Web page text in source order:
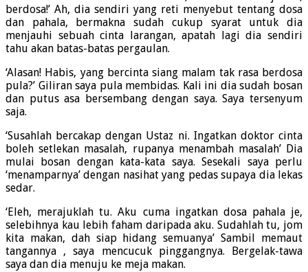
berdosa!’ Ah, dia sendiri yang reti menyebut tentang dosa
dan pahala, bermakna sudah cukup syarat untuk dia
menjauhi sebuah cinta larangan, apatah lagi dia sendiri
tahu akan batas-batas pergaulan.
‘Alasan! Habis, yang bercinta siang malam tak rasa berdosa
pula?’ Giliran saya pula membidas. Kali ini dia sudah bosan
dan putus asa bersembang dengan saya. Saya tersenyum
saja.
‘Susahlah bercakap dengan Ustaz ni. Ingatkan doktor cinta
boleh setlekan masalah, rupanya menambah masalah’ Dia
mulai bosan dengan kata-kata saya. Sesekali saya perlu
‘menamparnya’ dengan nasihat yang pedas supaya dia lekas
sedar.
‘Eleh, merajuklah tu. Aku cuma ingatkan dosa pahala je,
selebihnya kau lebih faham daripada aku. Sudahlah tu, jom
kita makan, dah siap hidang semuanya’ Sambil memaut
tangannya , saya mencucuk pinggangnya. Bergelak-tawa
saya dan dia menuju ke meja makan.